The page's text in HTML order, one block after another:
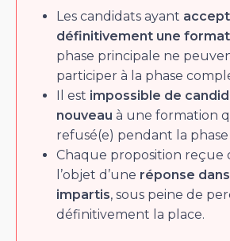
Les candidats ayant
définitivement une
phase principale ne
participer à la phase
Il est impossible de
nouveau à une formation
refusé(e) pendant la
Chaque proposition reçue
l’objet d’une réponse
impartis, sous peine de
définitivement la place.